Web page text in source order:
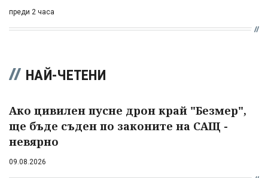
преди 2 часа
НАЙ-ЧЕТЕНИ
Ако цивилен пусне дрон край "Безмер",
ще бъде съден по законите на САЩ -
невярно
09.08.2026